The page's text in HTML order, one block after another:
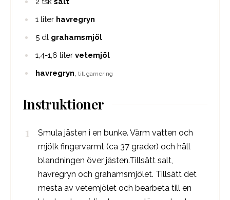
1 liter havregryn
5 dl grahamsmjöl
1,4-1,6 liter vetemjöl
havregryn, till garnering
Instruktioner
Smula jästen i en bunke. Värm vatten och
mjölk fingervarmt (ca 37 grader) och häll
blandningen över jästen.Tillsätt salt,
havregryn och grahamsmjölet. Tillsätt det
mesta av vetemjölet och bearbeta till en